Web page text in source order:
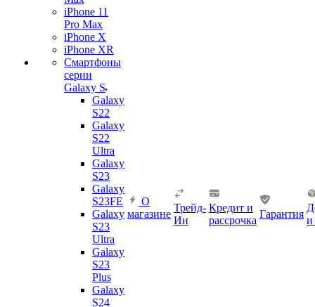
iPhone 11
Pro Max
iPhone X
iPhone XR
Смартфоны
серии
Galaxy S
Galaxy
S22
Galaxy
S22
Ultra
Galaxy
S23
Galaxy
S23FE
Galaxy
S23
Ultra
Galaxy
S23
Plus
Galaxy
S24
О
магазине
Трейд-
Ин
Кредит и
рассрочка
Гарантия
и